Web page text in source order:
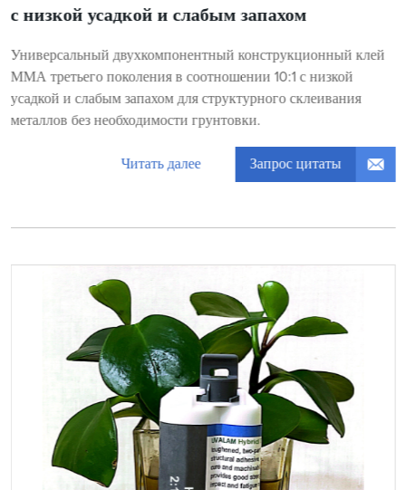
с низкой усадкой и слабым запахом
Универсальный двухкомпонентный конструкционный клей
ММА третьего поколения в соотношении 10:1 с низкой
усадкой и слабым запахом для структурного склеивания
металлов без необходимости грунтовки.
Читать далее Запрос цитаты